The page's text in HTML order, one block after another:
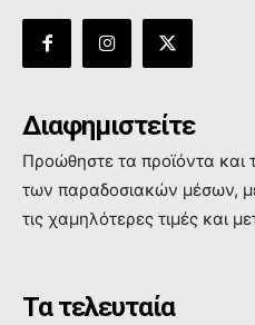
Διαφημιστείτε
Προώθηστε τα προϊόντα και
των παραδοσιακών μέσων,
τις χαμηλότερες τιμές και
Τα τελευταία